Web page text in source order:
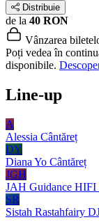
Distribuie
de la 40 RON
Vânzarea
Poți vedea în
disponibile.
Line-up
A
Alessia Cântăreț
DY
Diana Yo Cântăreț
JGH
JAH Guidance HIFI
SR
Sistah Rastahfairy